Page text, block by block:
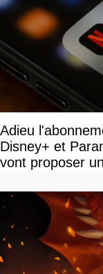
Adieu
Disney+ et
vont proposer